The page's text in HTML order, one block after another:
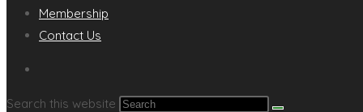
Membership
Contact Us
Search this website